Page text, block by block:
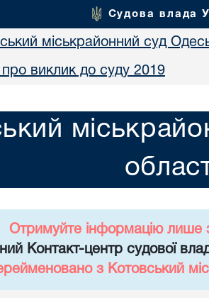
Судова влада
міськрайонний суд
виклик до суду 2019
Отримуйте інформацію лише
Контакт-центр судової
з Котовський